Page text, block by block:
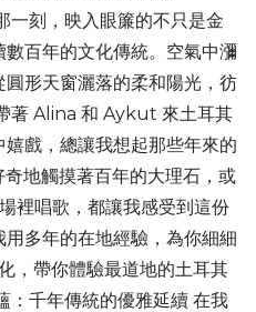
一刻，映入眼簾的不只是金
百年的文化傳統。空氣中瀰
形天窗灑落的柔和陽光，彷
著 Alina 和 Aykut 來土耳其
戲，總讓我想起那些年來的
地觸摸著百年的大理石，或
裡唱歌，都讓我感受到這份
多年的在地經驗，為你細細
，帶你體驗最道地的土耳其
：千年傳統的優雅延續 在我